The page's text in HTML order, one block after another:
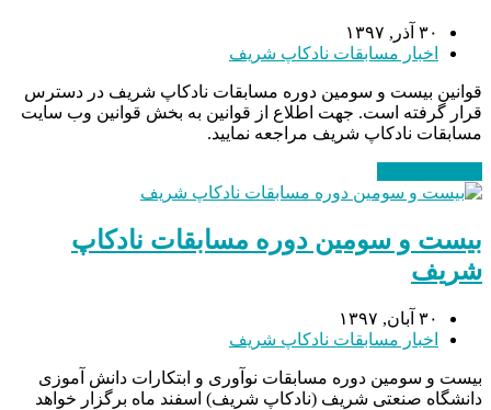
۳۰ آذر, ۱۳۹۷
اخبار مسابقات نادکاپ شریف
قوانین بیست و سومین دوره مسابقات نادکاپ شریف در دسترس
قرار گرفته است. جهت اطلاع از قوانین به بخش قوانین وب سایت
مسابقات نادکاپ شریف مراجعه نمایید.
بیست و سومین دوره مسابقات نادکاپ
شریف
۳۰ آبان, ۱۳۹۷
اخبار مسابقات نادکاپ شریف
بیست و سومین دوره مسابقات نوآوری و ابتکارات دانش آموزی
دانشگاه صنعتی شریف (نادکاپ شریف) اسفند ماه برگزار خواهد